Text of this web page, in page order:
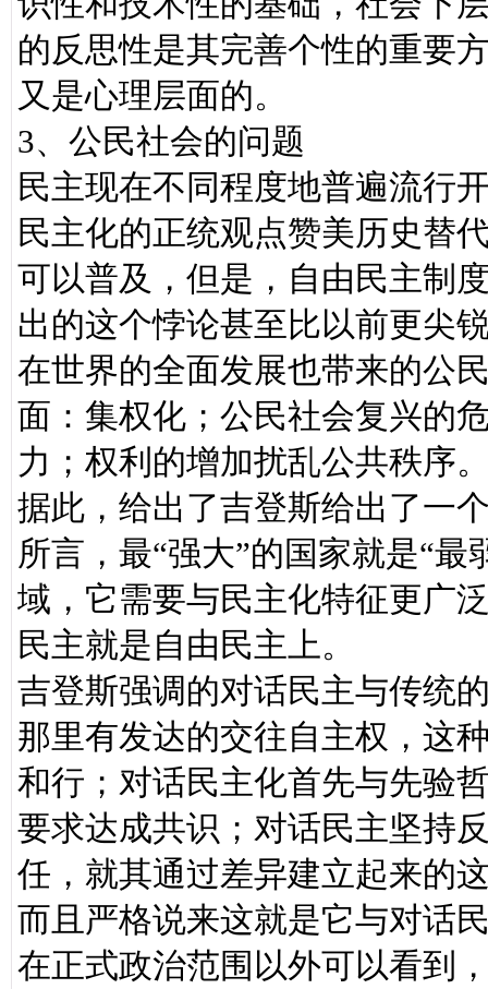
的反思性是其完善个性的重要
又是心理层面的。
3、公民社会的问题
民主现在不同程度地普遍流行
民主化的正统观点赞美历史替
可以普及，但是，自由民主制
出的这个悖论甚至比以前更尖
在世界的全面发展也带来的公
面：集权化；公民社会复兴的
力；权利的增加扰乱公共秩序
据此，给出了吉登斯给出了一
所言，最“强大”的国家就是“
域，它需要与民主化特征更广
民主就是自由民主上。
吉登斯强调的对话民主与传统
那里有发达的交往自主权，这
和行；对话民主化首先与先验
要求达成共识；对话民主坚持
任，就其通过差异建立起来的
而且严格说来这就是它与对话
在正式政治范围以外可以看到